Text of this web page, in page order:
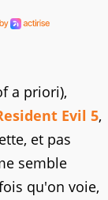
a priori),
Evil 5,
et pas
semble
qu'on voie,